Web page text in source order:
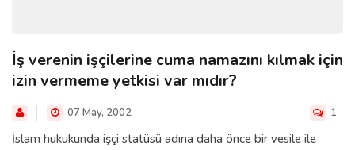
İş verenin işçilerine cuma namazını kılmak için
izin vermeme yetkisi var mıdır?
07 May, 2002 1
İslam hukukunda işçi statüsü adına daha önce bir vesile ile